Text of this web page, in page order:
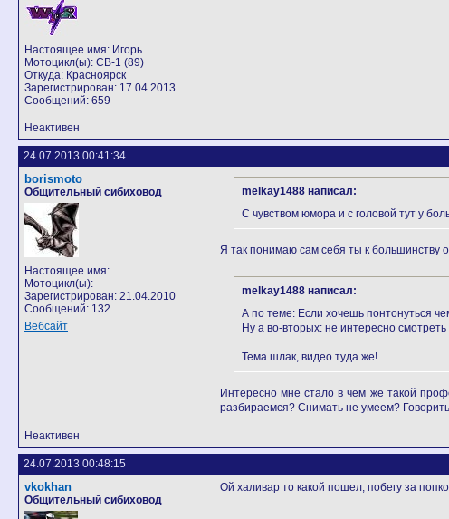
Настоящее имя: Игорь
Мотоцикл(ы): CB-1 (89)
Откуда: Красноярск
Зарегистрирован: 17.04.2013
Сообщений: 659
Неактивен
24.07.2013 00:41:34
borismoto
Общительный сибиховод
Настоящее имя:
Мотоцикл(ы):
Зарегистрирован: 21.04.2010
Сообщений: 132
Вебсайт
melkay1488 написал:
С чувством юмора и с головой тут у
Я так понимаю сам себя ты к большинству
melkay1488 написал:
А по теме: Если хочешь понтонуться
Ну а во-вторых: не интересно
Тема шлак, видео туда же!
Интересно мне стало в чем же такой
разбираемся? Снимать не умеем?
Неактивен
24.07.2013 00:48:15
vkokhan
Общительный сибиховод
Ой халивар то какой пошел, побегу за